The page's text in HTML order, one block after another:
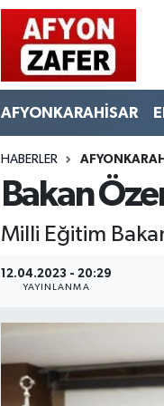
AFYONKARAHİSAR
HABERLER
Bakan
Milli Eğitim
12.04.2023 - 20:29
YAYINLANMA